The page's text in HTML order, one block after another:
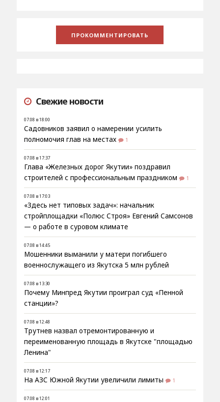
Свежие новости
07.08 в 18:00
Садовников заявил о намерении усилить
полномочия глав на местах
1
07.08 в 17:37
Глава «Железных дорог Якутии» поздравил
строителей с профессиональным праздником
1
07.08 в 17:03
«Здесь нет типовых задач»: начальник
стройплощадки «Полюс Строя» Евгений Самсонов
— о работе в суровом климате
07.08 в 14:45
Мошенники выманили у матери погибшего
военнослужащего из Якутска 5 млн рублей
07.08 в 13:30
Почему Минпред Якутии проиграл суд «Пенной
станции»?
07.08 в 12:48
Трутнев назвал отремонтированную и
переименованную площадь в Якутске "площадью
Ленина"
07.08 в 12:17
На АЗС Южной Якутии увеличили лимиты 1
07.08 в 12:01